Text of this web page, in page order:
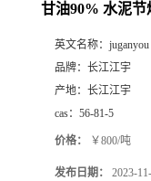
甘油90% 水泥节
英文名称： juganyou
品牌： 长江江宇
产地： 长江江宇
cas： 56-81-5
价格： ￥800/吨
发布日期： 2023-